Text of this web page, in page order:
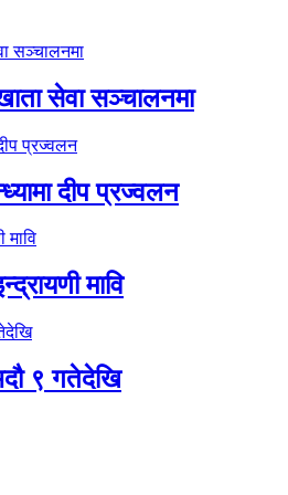
सेवा सञ्चालनमा
दीप प्रज्वलन
मावि
९ गतेदेखि